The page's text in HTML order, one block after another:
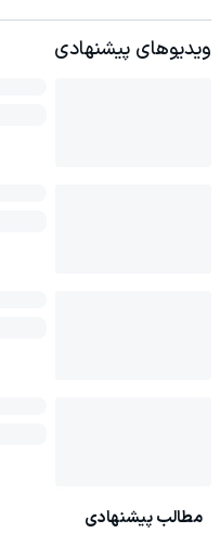
ویدیوهای پیشنهادی
مطالب پیشنهادی